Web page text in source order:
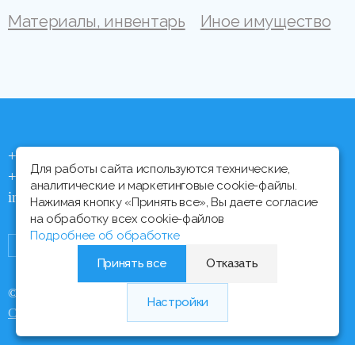
Материалы, инвентарь
Иное имущество
+375 (44) 704 92 06
+375 (17) 373 21 33
info@ipmtorgi.by
© Все права защищены, 2000 - 2026 ИПМ-Торги
Сайт разработан
Медиа Лайн
Для работы сайта используются технические,
аналитические и маркетинговые cookie-файлы.
Нажимая кнопку «Принять все», Вы даете согласие
на обработку всех cookie-файлов
Подробнее об обработке
Принять все
Отказать
Настройки